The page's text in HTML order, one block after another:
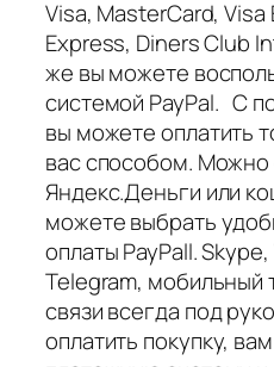
Visa, MasterCard,
Express, Diners Club
же вы можете
системой PayPal. С
вы можете оплатить
вас способом. Можно
Яндекс.Деньги или
можете выбрать
оплаты PayPall.
Telegram, мобильный
связи всегда под
оплатить покупку,